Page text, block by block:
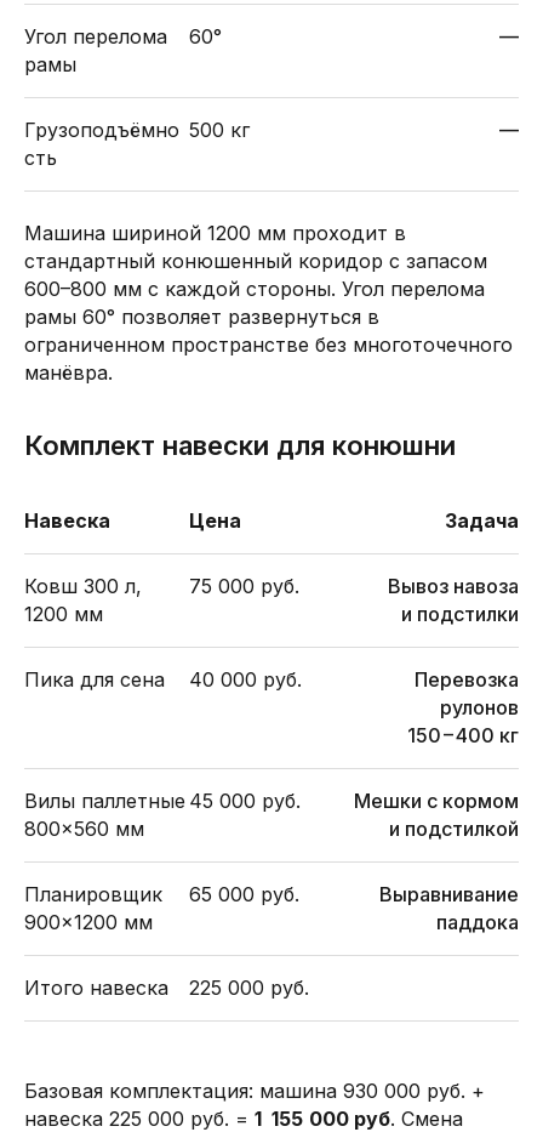
Угол перелома
рамы
60° —
Грузоподъёмно
сть
500 кг —
Машина шириной 1200 мм проходит в
стандартный конюшенный коридор с запасом
600–800 мм с каждой стороны. Угол перелома
рамы 60° позволяет развернуться в
ограниченном пространстве без многоточечного
манёвра.
Комплект навески для конюшни
Навеска Цена Задача
Ковш 300 л,
1200 мм
75 000 руб.
Вывоз навоза
и подстилки
Пика для сена 40 000 руб.
Перевозка
рулонов
150−400 кг
Вилы паллетные
800×560 мм
45 000 руб.
Мешки с кормом
и подстилкой
Планировщик
900×1200 мм
65 000 руб.
Выравнивание
паддока
Итого навеска 225 000 руб.
Базовая комплектация: машина 930 000 руб. +
навеска 225 000 руб. = 1 155 000 руб. Смена